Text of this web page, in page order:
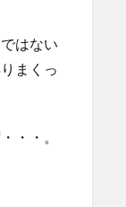
はない
まくっ
・・。